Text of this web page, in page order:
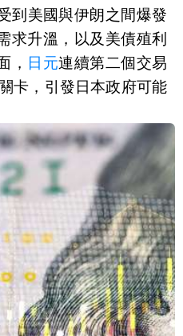
到美國與伊朗之間爆發
求升溫，以及美債殖利
， 日元連續第二個交易
卡，引發日本政府可能
種主要貨幣的美元指數
。
判進展與內容愈發不確
緊張局勢持續升高。美
圖駛往伊朗港口的空油
力。
已成功攔截多枚射向科
無人機，並針對葛西姆